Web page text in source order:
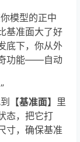
模型的正中
基准面大了好
底下，你从外
功能——自动
【基准面】 里
态，把它打
寸，确保基准